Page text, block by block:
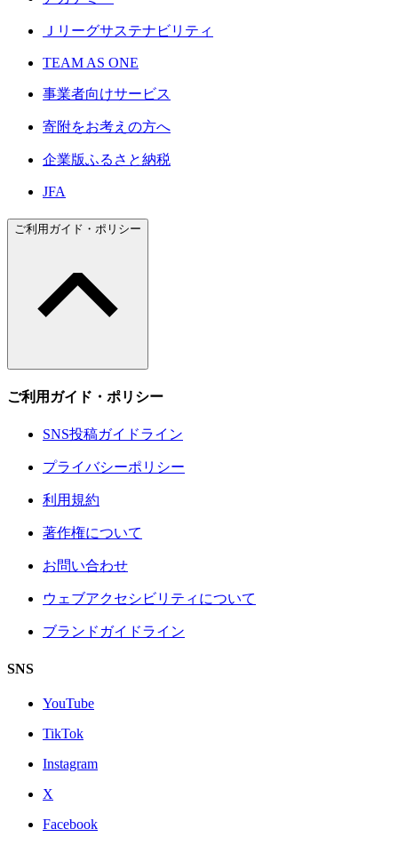
Ｊリーグサステナビリティ
TEAM AS ONE
事業者向けサービス
寄附をお考えの方へ
企業版ふるさと納税
JFA
ご利用ガイド・ポリシー
ご利用ガイド・ポリシー
SNS投稿ガイドライン
プライバシーポリシー
利用規約
著作権について
お問い合わせ
ウェブアクセシビリティについて
ブランドガイドライン
SNS
YouTube
TikTok
Instagram
X
Facebook